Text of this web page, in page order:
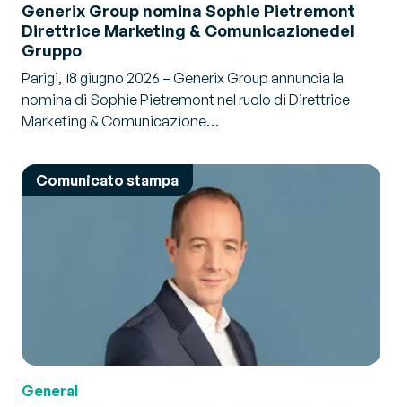
Generix Group nomina Sophie Pietremont
Direttrice Marketing & Comunicazionedel
Gruppo
Parigi, 18 giugno 2026 – Generix Group annuncia la
nomina di Sophie Pietremont nel ruolo di Direttrice
Marketing & Comunicazione…
Comunicato stampa
General